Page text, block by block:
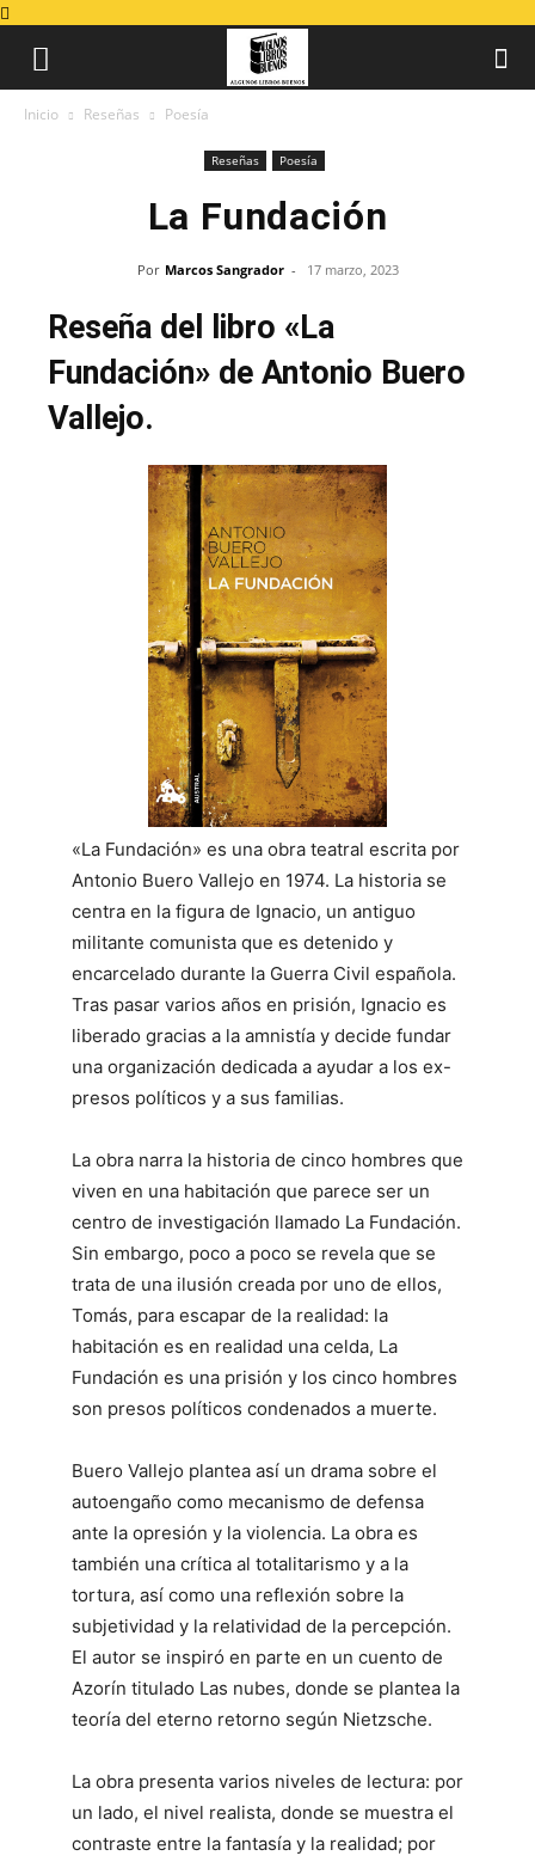
Inicio Reseñas Poesía
Reseñas Poesía
La Fundación
Por Marcos Sangrador - 17 marzo, 2023
Reseña del libro «La
Fundación» de Antonio Buero
Vallejo.
«La Fundación» es una obra teatral escrita por
Antonio Buero Vallejo en 1974. La historia se
centra en la figura de Ignacio, un antiguo
militante comunista que es detenido y
encarcelado durante la Guerra Civil española.
Tras pasar varios años en prisión, Ignacio es
liberado gracias a la amnistía y decide fundar
una organización dedicada a ayudar a los ex-
presos políticos y a sus familias.
La obra narra la historia de cinco hombres que
viven en una habitación que parece ser un
centro de investigación llamado La Fundación.
Sin embargo, poco a poco se revela que se
trata de una ilusión creada por uno de ellos,
Tomás, para escapar de la realidad: la
habitación es en realidad una celda, La
Fundación es una prisión y los cinco hombres
son presos políticos condenados a muerte.
Buero Vallejo plantea así un drama sobre el
autoengaño como mecanismo de defensa
ante la opresión y la violencia. La obra es
también una crítica al totalitarismo y a la
tortura, así como una reflexión sobre la
subjetividad y la relatividad de la percepción.
El autor se inspiró en parte en un cuento de
Azorín titulado Las nubes, donde se plantea la
teoría del eterno retorno según Nietzsche.
La obra presenta varios niveles de lectura: por
un lado, el nivel realista, donde se muestra el
contraste entre la fantasía y la realidad; por